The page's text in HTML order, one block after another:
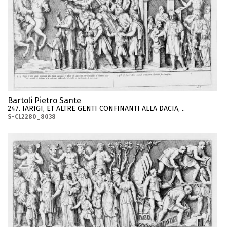
Bartoli Pietro Sante
247. IARIGI, ET ALTRE GENTI CONFINANTI ALLA DACIA, ..
S-CL2280_8038